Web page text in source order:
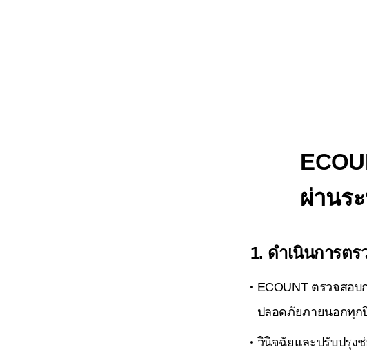
ผ่านร
1. ดำเนินการต
ECOUNT ตรวจสอ
ปลอดภัยภายนอกทุก
วินิจฉัยและปรับปรุง